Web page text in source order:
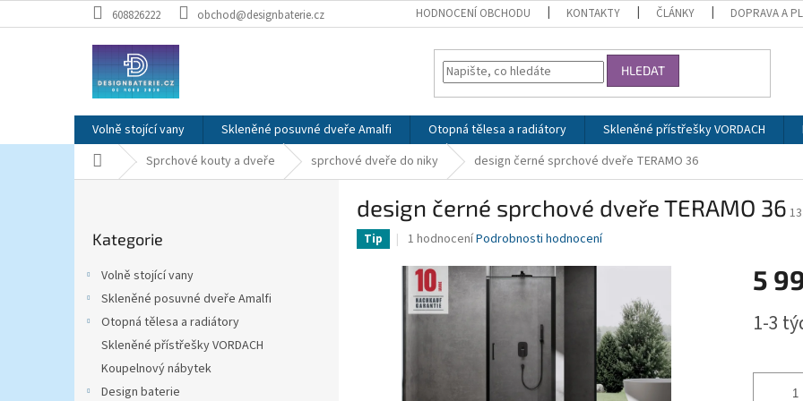
na
608826222 obchod@designbaterie.cz HODNOCENÍ OBCHODU KONTAKTY ČLÁNKY DOPRAVA A
HLEDAT
Volně stojící vany Skleněné posuvné dveře Amalfi Otopná tělesa a radiátory Skleněné přístřešky VORDACH
Domů Sprchové kouty a dveře sprchové dveře do niky design černé sprchové dveře TERAMO 36
kategorie
Kategorie
Volně stojící vany
Skleněné posuvné dveře Amalfi
Otopná tělesa a radiátory
Skleněné přístřešky VORDACH
Koupelnový nábytek
Design baterie
design černé sprchové dveře TERAMO 36
Tip
Průměrné
produktu
5,0
1 hodnoceníPodrobnosti hodnocení
5
cena:
1-3